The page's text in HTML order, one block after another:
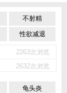
不射精
性欲减退
2263次浏览
2632次浏览
龟头炎